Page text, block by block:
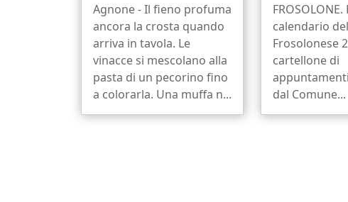
Agnone - Il fieno profuma
ancora la crosta quando
arriva in tavola. Le
vinacce si mescolano alla
pasta di un pecorino fino
a colorarla. Una muffa n...
calendario
Frosolonese
cartellone di
dal Comune...